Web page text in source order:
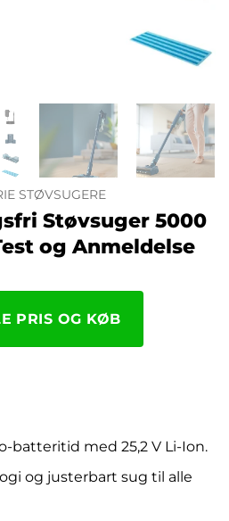
STØVSUGERE
Støvsuger 5000
og Anmeldelse
PRIS OG KØB
batteritid med 25,2 V Li-Ion.
og justerbart sug til alle